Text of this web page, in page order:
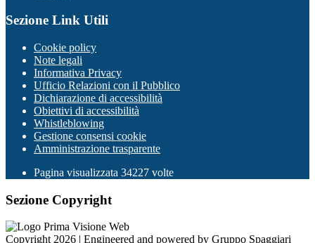
Sezione Link Utili
Cookie policy
Note legali
Informativa Privacy
Ufficio Relazioni con il Pubblico
Dichiarazione di accessibilità
Obiettivi di accessibilità
Whistleblowing
Gestione consensi cookie
Amministrazione trasparente
Pagina visualizzata 34227 volte
Sezione Copyright
Copyright 2026 | Engineered and powered by Gruppo Spaggiari